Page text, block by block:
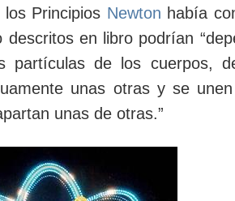
los Principios Newton había
descritos en libro podrían
partículas de los cuerpos,
unas otras y se
unas de otras.”